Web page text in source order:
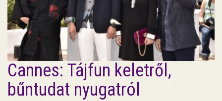
Cannes: Tájfun keletről,
bűntudat nyugatról